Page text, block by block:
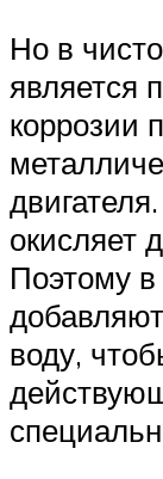
Но в
является
коррозии
окисляет
Поэтому
воду,